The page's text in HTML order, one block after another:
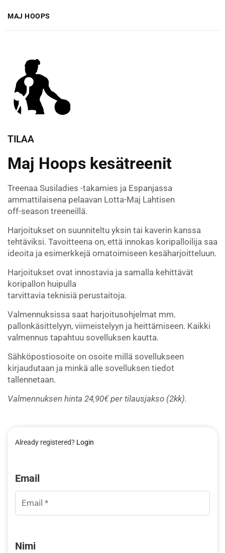
MAJ HOOPS
TILAA
Maj Hoops kesätreenit
Treenaa Susiladies -takamies ja Espanjassa
ammattilaisena pelaavan Lotta-Maj Lahtisen
off-season treeneillä.
Harjoitukset on suunniteltu yksin tai kaverin kanssa
tehtäviksi. Tavoitteena on, että innokas koripalloilija saa
ideoita ja esimerkkejä omatoimiseen kesäharjoitteluun.
Harjoitukset ovat innostavia ja samalla kehittävät
koripallon huipulla
tarvittavia teknisiä perustaitoja.
Valmennuksissa saat harjoitusohjelmat mm.
pallonkäsittelyyn, viimeistelyyn ja heittämiseen. Kaikki
valmennus tapahtuu sovelluksen kautta.
Sähköpostiosoite on osoite millä sovellukseen
kirjaudutaan ja minkä alle sovelluksen tiedot
tallennetaan.
Valmennuksen hinta 24,90€ per tilausjakso (2kk).
Already registered? Login
Email
Nimi